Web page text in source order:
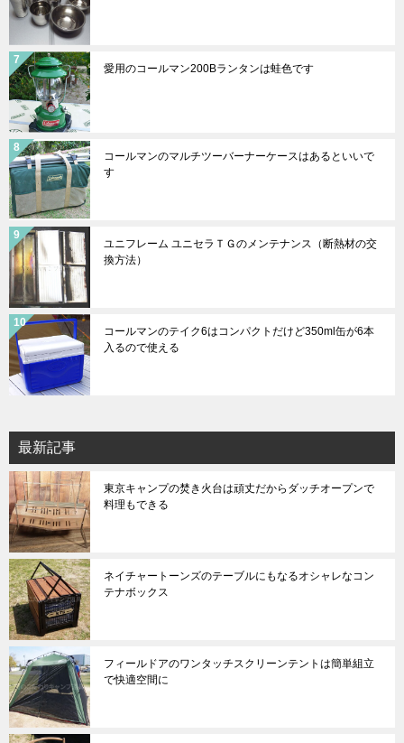
愛用のコールマン200Bランタンは蛙色です
コールマンのマルチツーバーナーケースはあるといいで
す
ユニフレーム ユニセラＴＧのメンテナンス（断熱材の交
換方法）
コールマンのテイク6はコンパクトだけど350ml缶が6本
入るので使える
最新記事
東京キャンプの焚き火台は頑丈だからダッチオープンで
料理もできる
ネイチャートーンズのテーブルにもなるオシャレなコン
テナボックス
フィールドアのワンタッチスクリーンテントは簡単組立
で快適空間に